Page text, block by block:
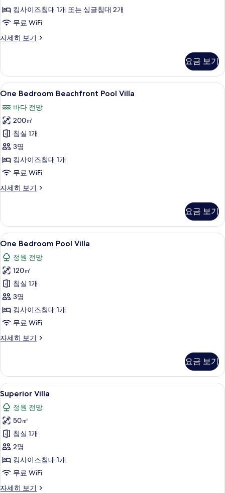
두
보
기
킹사이즈침대 1개 또는 싱글침대 2개
무료 WiFi
자세히 보기
Pool
히
보
기
요금 보기
One
Bedroom
Beachfront
Pool
Villa
사
진
모
두
One Bedroom Beachfront Pool Villa |
19
One Bedroom Beachfront Pool Villa
바다 전망
200㎡
침실 1개
3명
킹사이즈침대 1개
무료 WiFi
자세히 보기
One
Villa
자
세
보
기
요금 보기
One
Bedroom
Pool
Villa
사
진
모
두
보
One Bedroom Pool Villa | 미니바, 객
10
One Bedroom Pool Villa
정원 전망
120㎡
침실 1개
3명
킹사이즈침대 1개
무료 WiFi
자세히 보기
One
자
세
히
기
요금 보기
Superior
Villa
사
진
모
두
보
기
Superior Villa | 미니바, 객실 내 금고,
9
Superior Villa
정원 전망
50㎡
침실 1개
2명
킹사이즈침대 1개
무료 WiFi
자세히 보기
Superior